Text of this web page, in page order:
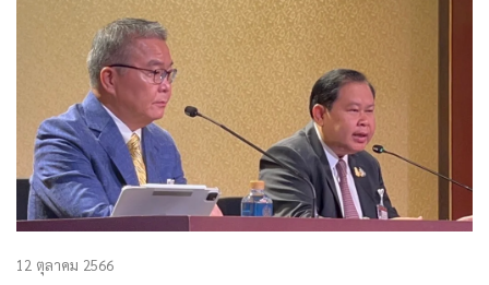
การบริหารงานบุคคลถือเป็นอำนาจของรัฐมนตรีว่าการกระทรวง
12 ตุลาคม 2566